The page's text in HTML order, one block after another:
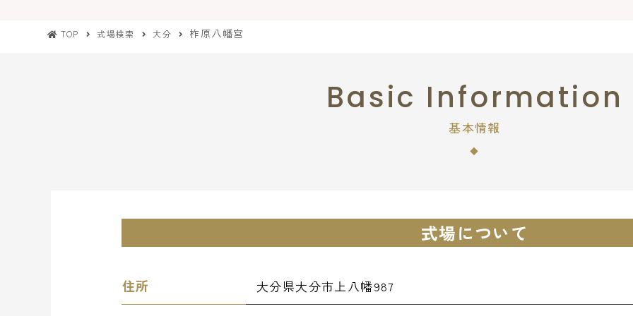
TOP 式場検索 大分 柞原八幡宮
Basic Information
基本情報
式場について
住所 大分県大分市上八幡987